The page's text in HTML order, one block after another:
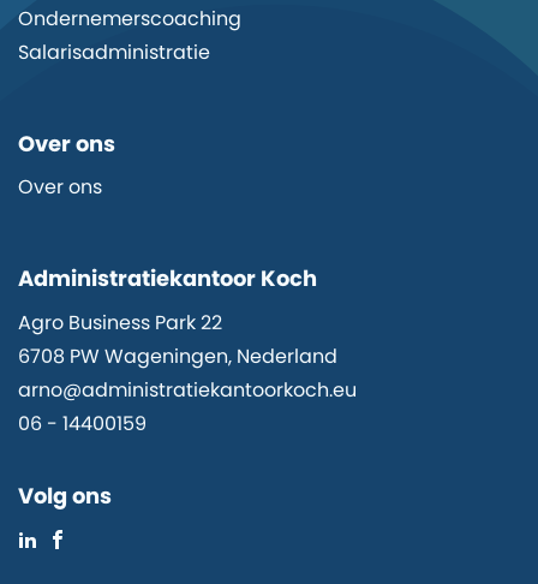
Ondernemerscoaching
Salarisadministratie
Over ons
Over ons
Administratiekantoor Koch
Agro Business Park 22
6708 PW Wageningen, Nederland
arno@administratiekantoorkoch.eu
06 - 14400159
Volg ons